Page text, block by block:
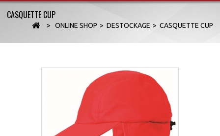
CASQUETTE CUP
> ONLINE SHOP > DESTOCKAGE > CASQUETTE CUP